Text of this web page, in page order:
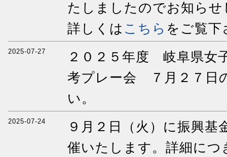
たしましたのでお知らせ
詳しくは こちら をご覧下
2025-07-27
２０２５年度 岐阜県女
考プレー会 ７月２７日
い。
2025-07-24
９月２日（火）に振興
催いたします。詳細につ